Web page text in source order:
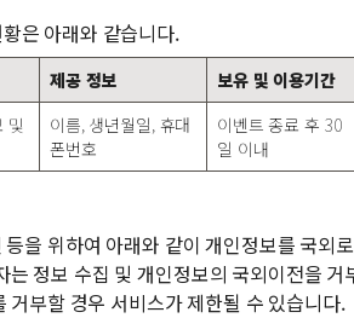
은 아래와 같습니다.
제공 정보
보유 및 이용기간
및
이름, 생년월일, 휴대
폰번호
이벤트 종료 후 30
일 이내
등을 위하여 아래와 같이 개인정보를 국외로
는 정보 수집 및 개인정보의 국외이전을 거
거부할 경우 서비스가 제한될 수 있습니다.